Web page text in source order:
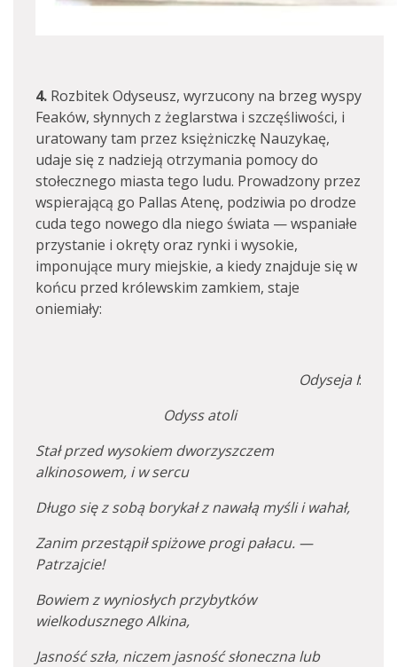
4. Rozbitek Odyseusz, wyrzucony na brzeg wyspy
Feaków, słynnych z żeglarstwa i szczęśliwości, i
uratowany tam przez księżniczkę Nauzykaę,
udaje się z nadzieją otrzymania pomocy do
stołecznego miasta tego ludu. Prowadzony przez
wspierającą go Pallas Atenę, podziwia po drodze
cuda tego nowego dla niego świata — wspaniałe
przystanie i okręty oraz rynki i wysokie,
imponujące mury miejskie, a kiedy znajduje się w
końcu przed królewskim zamkiem, staje
oniemiały:
Odyseja I:
Odyss atoli
Stał przed wysokiem dworzyszczem
alkinosowem, i w sercu
Długo się z sobą borykał z nawałą myśli i wahał,
Zanim przestąpił spiżowe progi pałacu. —
Patrzajcie!
Bowiem z wyniosłych przybytków
wielkodusznego Alkina,
Jasność szła, niczem jasność słoneczna lub